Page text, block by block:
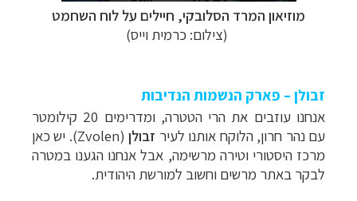
מוזיאון המרד הסלובקי, חיילים על לוח השחמט
(צילום: כרמית וייס)
זבולן – פארק הנשמות הנדיבות
אנחנו עוזבים את הרי הטטרה, ומדרימים 20 קילומטר
עם נהר חרון, הלוקח אותנו לעיר זבולן(
Zvolen). יש כאן
מרכז היסטורי וטירה מרשימה, אבל אנחנו הגענו במטרה
לבקר באתר מרשים וחשוב למורשת היהודית.